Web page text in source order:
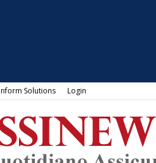
Solutions Login